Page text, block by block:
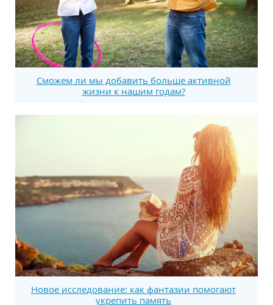
Сможем ли мы добавить больше активной
жизни к нашим годам?
Новое исследование: как фантазии помогают
укрепить память